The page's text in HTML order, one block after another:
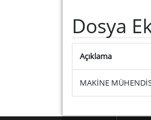
Dosya
Açıklama
MAKİNE